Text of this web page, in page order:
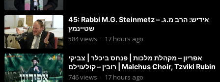
45: Rabbi M.G. Steinmetz – אידיש: הרב מ.ג.
שטיינמץ
584views · 17 hours ago
אפריון – מקהלת מלכות | פנחס ביכלר | צביקי
רובין – קולעוילם | Malchus Choir, Tzviki Rubin
746views · 17 hours ago